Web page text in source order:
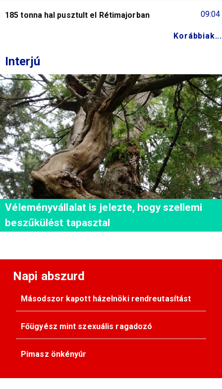
09:04
185 tonna hal pusztult el Rétimajorban
Korábbiak...
Interjú
Véleményvállalat is jelezte, hogy szellemi
beszűkülést tapasztal
Napi abszurd
Másodszor kapott házelnöki rendreutasítást
Főügyész mint szexuális ragadozó
Pimasz önkényúr